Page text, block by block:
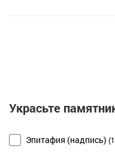
Украсьте
Эпитафия (надпись)